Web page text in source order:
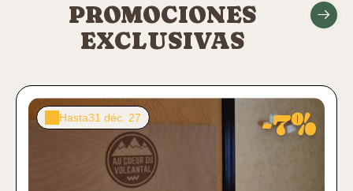
PROMOCIONES
EXCLUSIVAS
Hasta31 déc. 27 -7%